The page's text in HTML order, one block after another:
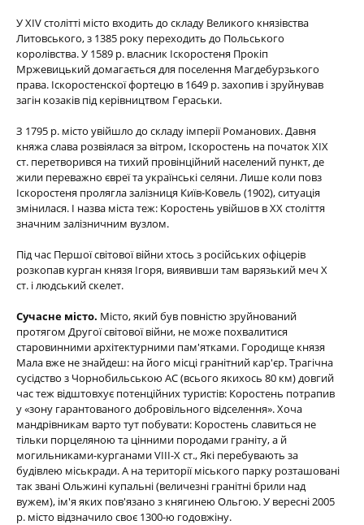
У XIV столітті місто входить до складу Великого князівства
Литовського, з 1385 року переходить до Польського
королівства. У 1589 р. власник Іскоростеня Прокіп
Мржевицький домагається для поселення Магдебурзького
права. Іскоростенскої фортецю в 1649 р. захопив і зруйнував
загін козаків під керівництвом Гераськи.
З 1795 р. місто увійшло до складу імперії Романових. Давня
княжа слава розвіялася за вітром, Іскоростень на початок ХІХ
ст. перетворився на тихий провінційний населений пункт, де
жили переважно євреї та українські селяни. Лише коли повз
Іскоростеня пролягла залізниця Київ-Ковель (1902), ситуація
змінилася. І назва міста теж: Коростень увійшов в ХХ століття
значним залізничним вузлом.
Під час Першої світової війни хтось з російських офіцерів
розкопав курган князя Ігоря, виявивши там варязький меч Х
ст. і людський скелет.
Сучасне місто. Місто, який був повністю зруйнований
протягом Другої світової війни, не може похвалитися
старовинними архітектурними пам'ятками. Городище князя
Мала вже не знайдеш: на його місці гранітний кар'єр. Трагічна
сусідство з Чорнобильською АС (всього якихось 80 км) довгий
час теж відштовхує потенційних туристів: Коростень потрапив
у «зону гарантованого добровільного відселення». Хоча
мандрівникам варто тут побувати: Коростень славиться не
тільки порцеляною та цінними породами граніту, а й
могильниками-курганами VIII-Х ст., Які перебувають за
будівлею міськради. А на території міського парку розташовані
так звані Ольжині купальні (величезні гранітні брили над
вужем), ім'я яких пов'язано з княгинею Ольгою. У вересні 2005
р. місто відзначило своє 1300-ю годовжіну.